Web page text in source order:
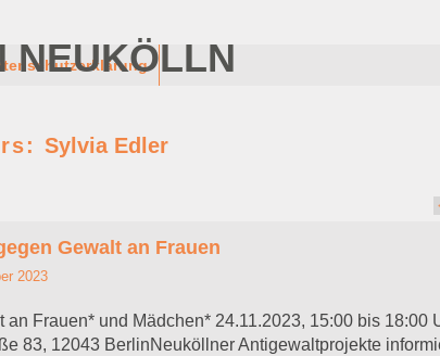
NEUKÖLLN
Sylvia Edler
Gewalt an Frauen
2023
Frauen* und Mädchen* 24.11.2023, 15:00 bis 18:00
83, 12043 BerlinNeuköllner Antigewaltprojekte